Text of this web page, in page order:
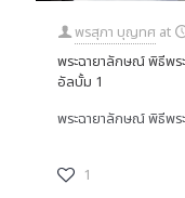
พรสุภา บุญทศ at
พระฉายาลักษณ์ พิธีพ
อัลบั้ม 1
พระฉายาลักษณ์ พิธีพร
1